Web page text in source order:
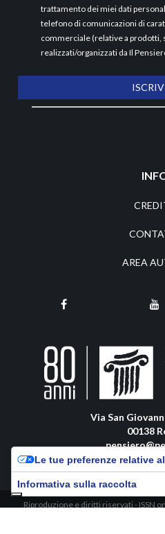
trattamento dei miei dati
telefono di comunicazioni di
commerciale (relative a prodotti,
realizzati/organizzati da Il
AREA
Via San
00138
Riproduzione e diritti riservati - ISSN
Le tue preferenze relative
Informativa sulla raccolta